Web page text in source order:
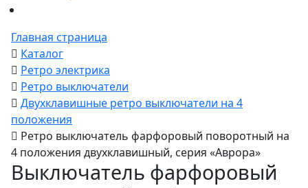
Главная страница
Каталог
Ретро электрика
Ретро выключатели
Двухклавишные ретро выключатели на 4
положения
Ретро выключатель фарфоровый поворотный на
4 положения двухклавишный, серия «Аврора»
Выключатель фарфоровый